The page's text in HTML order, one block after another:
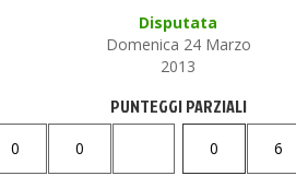
Disputata
Domenica 24 Marzo
2013
PUNTEGGI PARZIALI
0
0
0
6